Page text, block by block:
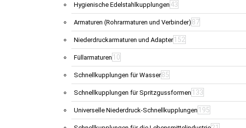
Hygienische Edelstahlkupplungen 43
Armaturen (Rohrarmaturen und Verbinder) 87
Niederdruckarmaturen und Adapter 152
Füllarmaturen 10
Schnellkupplungen für Wasser85
Schnellkupplungen für Spritzgussformen 133
Universelle Niederdruck-Schnellkupplungen 195